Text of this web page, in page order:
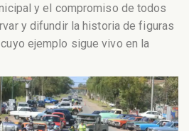
y el compromiso de todos
y difundir la historia de figuras
ejemplo sigue vivo en la